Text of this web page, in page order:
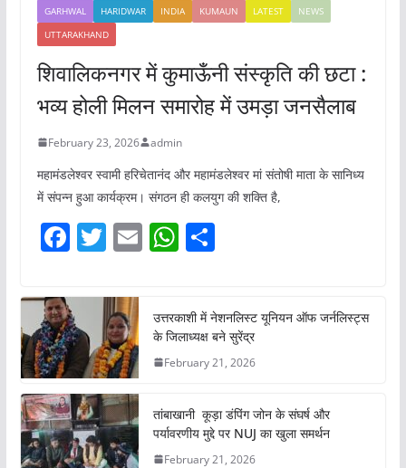
GARHWAL HARIDWAR INDIA KUMAUN LATEST
NEWS
UTTARAKHAND
शिवालिकनगर में कुमाऊँनी संस्कृति की छटा :
भव्य होली मिलन समारोह में उमड़ा जनसैलाब
February 23, 2026 admin
महामंडलेश्वर स्वामी हरिचेतानंद और महामंडलेश्वर मां संतोषी माता के सानिध्य
में संपन्न हुआ कार्यक्रम। संगठन ही कलयुग की शक्ति है,
F
c
e
b
o
o
k
T
itt
er
E W
s
A
p
S
e
उत्तरकाशी में नेशनलिस्ट यूनियन ऑफ जर्नलिस्ट्स
के जिलाध्यक्ष बने सुरेंद्र
February 21, 2026
तांबाखानी कूड़ा डंपिंग जोन के संघर्ष और
पर्यावरणीय मुद्दे पर NUJ का खुला समर्थन
February 21, 2026